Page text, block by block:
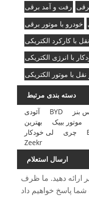
رفت و آمد برقی
خودرو با موتور برقی
با کارکرد الکتریکی
با انرژی الکتریکی
با موتور الکتریکی
دسته بندی مرتبط
آئودی
BYD بنز
بهترین
موتور بییک
لی خودکار
چری
Zeekr
ارسال استعلام
ارائه دهید. ما ظرف